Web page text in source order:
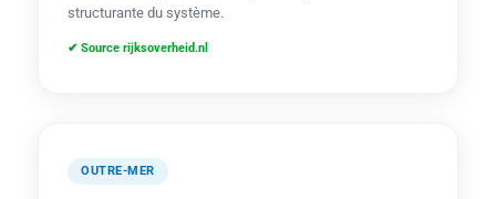
structurante du système.
✔ Source rijksoverheid.nl
OUTRE-MER